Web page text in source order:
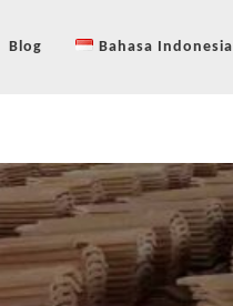
Blog Bahasa Indonesia